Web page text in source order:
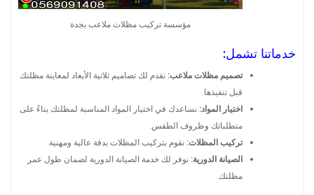
مؤسسة تركيب مظلات ملاعب بجدة
خدماتنا تشمل:
تصميم مظلات ملاعب: نقدم لك تصاميم ثلاثية الأبعاد لمعاينة مظلتك
قبل تنفيذها.
اختيار المواد: نساعدك في اختيار المواد المناسبة لمظلتك بناءً على
متطلباتك وظروف الطقس.
تركيب المظلات: نقوم بتركيب المظلات بدقة عالية ومهنية.
الصيانة الدورية: نوفر لك خدمة الصيانة الدورية لضمان طول عمر
مظلتك.